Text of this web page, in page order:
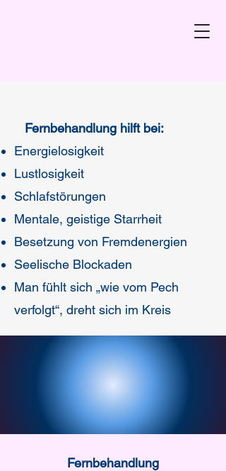
Fernbehandlung hilft bei:
Energielosigkeit
Lustlosigkeit
Schlafstörungen
Mentale, geistige Starrheit
Besetzung von Fremdenergien
Seelische Blockaden
Man fühlt sich „wie vom Pech
verfolgt“, dreht sich im Kreis
Fernbehandlung